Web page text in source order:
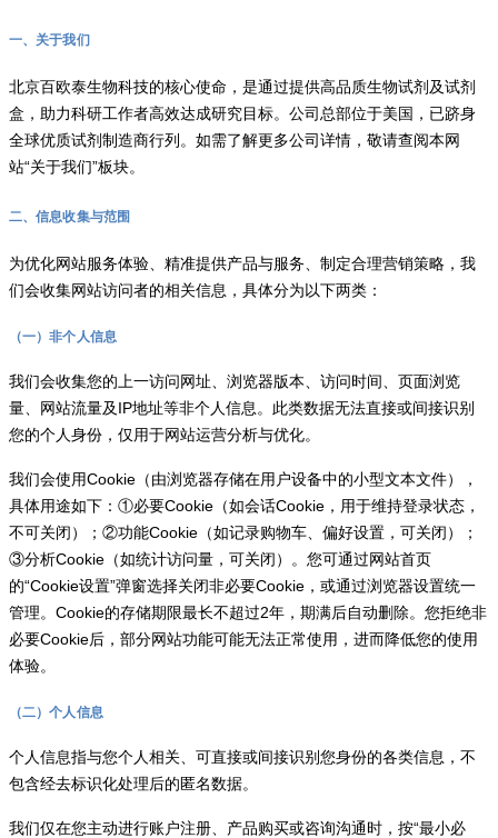
一、关于我们
北京百欧泰生物科技的核心使命，是通过提供高品质生物试剂及试剂
盒，助力科研工作者高效达成研究目标。公司总部位于美国，已跻身
全球优质试剂制造商行列。如需了解更多公司详情，敬请查阅本网
站“关于我们”板块。
二、信息收集与范围
为优化网站服务体验、精准提供产品与服务、制定合理营销策略，我
们会收集网站访问者的相关信息，具体分为以下两类：
（一）非个人信息
我们会收集您的上一访问网址、浏览器版本、访问时间、页面浏览
量、网站流量及IP地址等非个人信息。此类数据无法直接或间接识别
您的个人身份，仅用于网站运营分析与优化。
我们会使用Cookie（由浏览器存储在用户设备中的小型文本文件），
具体用途如下：①必要Cookie（如会话Cookie，用于维持登录状态，
不可关闭）；②功能Cookie（如记录购物车、偏好设置，可关闭）；
③分析Cookie（如统计访问量，可关闭）。您可通过网站首页
的“Cookie设置”弹窗选择关闭非必要Cookie，或通过浏览器设置统一
管理。Cookie的存储期限最长不超过2年，期满后自动删除。您拒绝非
必要Cookie后，部分网站功能可能无法正常使用，进而降低您的使用
体验。
（二）个人信息
个人信息指与您个人相关、可直接或间接识别您身份的各类信息，不
包含经去标识化处理后的匿名数据。
我们仅在您主动进行账户注册、产品购买或咨询沟通时，按“最小必